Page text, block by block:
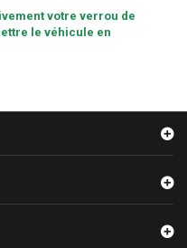
votre verrou de
le véhicule en